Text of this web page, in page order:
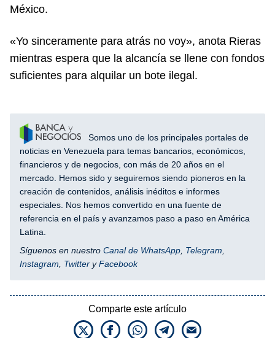
México.
«Yo sinceramente para atrás no voy», anota Rieras
mientras espera que la alcancía se llene con fondos
suficientes para alquilar un bote ilegal.
Somos uno de los principales portales de
noticias en Venezuela para temas bancarios, económicos,
financieros y de negocios, con más de 20 años en el
mercado. Hemos sido y seguiremos siendo pioneros en la
creación de contenidos, análisis inéditos e informes
especiales. Nos hemos convertido en una fuente de
referencia en el país y avanzamos paso a paso en América
Latina.
Síguenos en nuestro Canal de WhatsApp Telegram
Instagram
Twitter yFacebook
Comparte este artículo